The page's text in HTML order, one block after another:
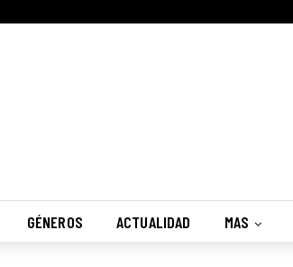
GÉNEROS ACTUALIDAD MAS